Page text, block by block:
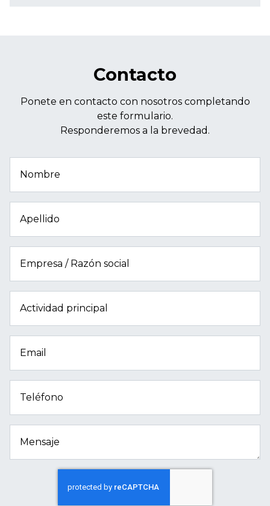
Contacto
Ponete en contacto con nosotros completando
este formulario.
Responderemos a la brevedad.
Nombre
Apellido
Empresa / Razón social
Actividad principal
Email
Teléfono
Mensaje